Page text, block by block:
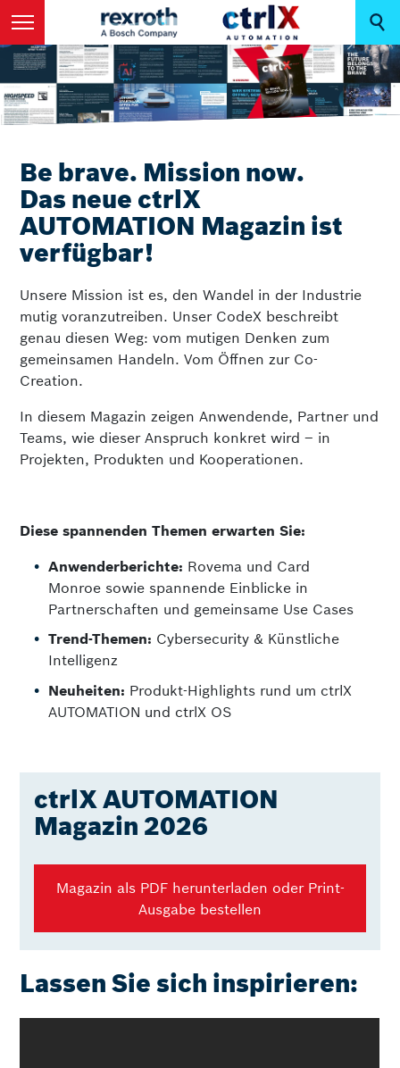
Be brave. Mission now.
Das neue ctrlX
AUTOMATION Magazin ist
verfügbar!
Unsere Mission ist es, den Wandel in der Industrie
mutig voranzutreiben. Unser CodeX beschreibt
genau diesen Weg: vom mutigen Denken zum
gemeinsamen Handeln. Vom Öffnen zur Co-
Creation.
In diesem Magazin zeigen Anwendende, Partner und
Teams, wie dieser Anspruch konkret wird – in
Projekten, Produkten und Kooperationen.
Diese spannenden Themen erwarten Sie:
Anwenderberichte: Rovema und Card
Monroe sowie spannende Einblicke in
Partnerschaften und gemeinsame Use Cases
Trend-Themen: Cybersecurity & Künstliche
Intelligenz
Neuheiten: Produkt-Highlights rund um ctrlX
AUTOMATION und ctrlX OS
ctrlX AUTOMATION
Magazin 2026
Magazin als PDF herunterladen oder Print-
Ausgabe bestellen
Lassen Sie sich inspirieren: